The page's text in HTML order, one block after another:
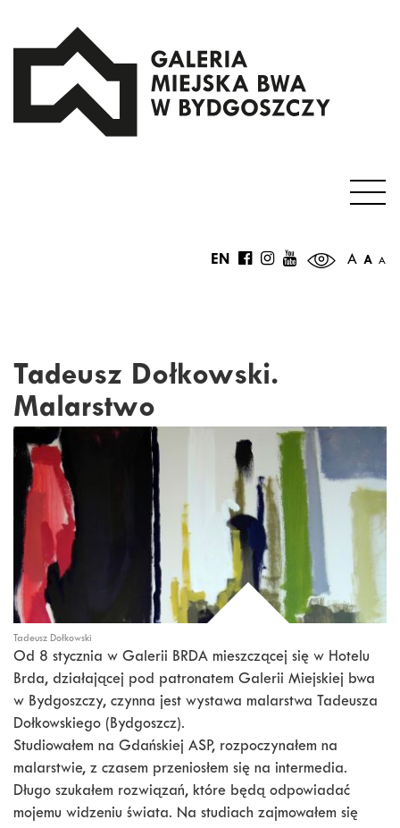
A A A
EN
Tadeusz Dołkowski.
Malarstwo
Tadeusz Dołkowski
Od 8 stycznia w Galerii BRDA mieszczącej się w Hotelu
Brda, działającej pod patronatem Galerii Miejskiej bwa
w Bydgoszczy, czynna jest wystawa malarstwa Tadeusza
Dołkowskiego (Bydgoszcz).
Studiowałem na Gdańskiej ASP, rozpoczynałem na
malarstwie, z czasem przeniosłem się na intermedia.
Długo szukałem rozwiązań, które będą odpowiadać
mojemu widzeniu świata. Na studiach zajmowałem się